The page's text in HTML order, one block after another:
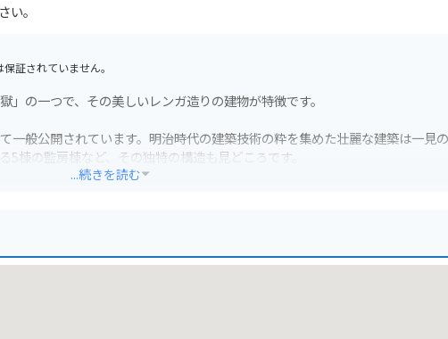
。
証されていません。
の一つで、その美しいレンガ造りの建物が特徴です。
一般公開されています。明治時代の建築技術の粋を集めた壮麗な建築は一見
棟の監房棟など、その独特の構造も見どころです。
...続きを読む